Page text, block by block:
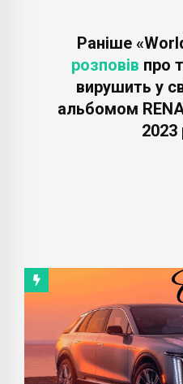
Раніше
розповів про
вирушить у
альбомом
2023